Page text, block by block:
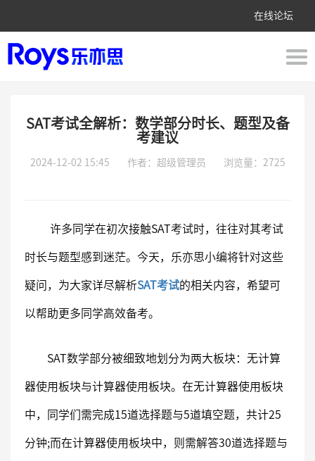
在线论坛
SAT考试全解析：数学部分时长、题型及备
考建议
2024-12-02 15:45 作者：超级管理员 浏览量：2725
许多同学在初次接触SAT考试时，往往对其考试
时长与题型感到迷茫。今天，乐亦思小编将针对这些
疑问，为大家详尽解析SAT考试的相关内容，希望可
以帮助更多同学高效备考。
SAT数学部分被细致地划分为两大板块：无计算
器使用板块与计算器使用板块。在无计算器使用板块
中，同学们需完成15道选择题与5道填空题，共计25
分钟;而在计算器使用板块中，则需解答30道选择题与